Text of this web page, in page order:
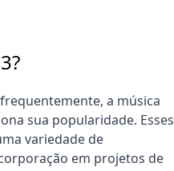
a música
sua popularidade. Esses
variedade de
em projetos de